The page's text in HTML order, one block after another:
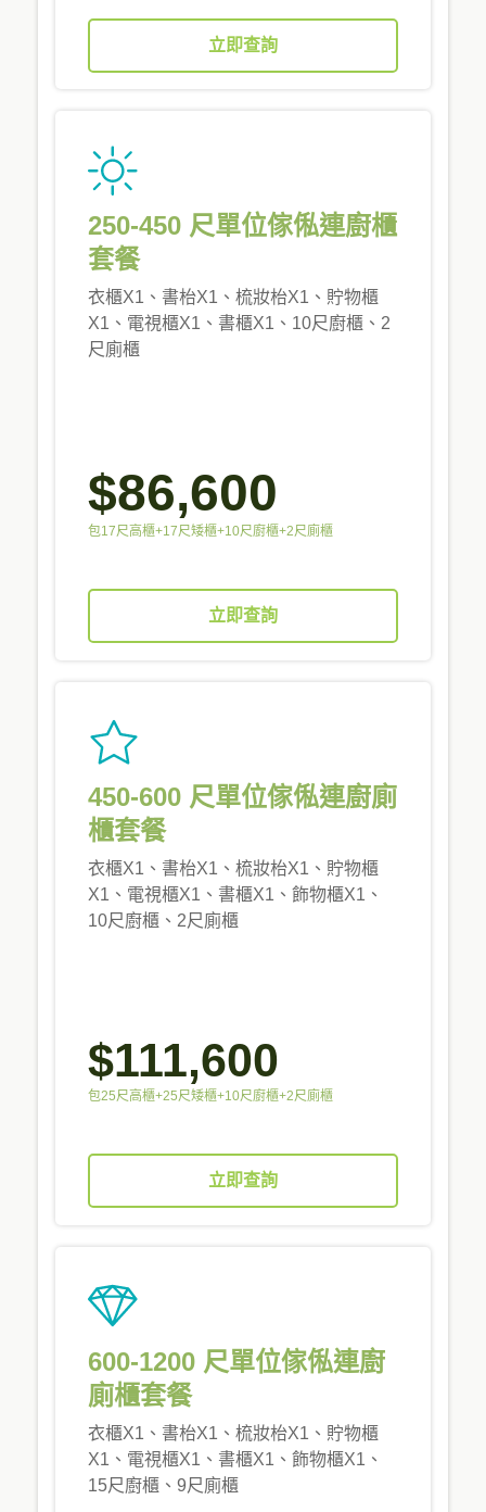
立即查詢
250-450 尺單位傢俬連廚櫃
套餐
衣櫃X1、書枱X1、梳妝枱X1、貯物櫃
X1、電視櫃X1、書櫃X1、10尺廚櫃、2
尺廁櫃
$86,600
包17尺高櫃+17尺矮櫃+10尺廚櫃+2尺廁櫃
立即查詢
450-600 尺單位傢俬連廚廁
櫃套餐
衣櫃X1、書枱X1、梳妝枱X1、貯物櫃
X1、電視櫃X1、書櫃X1、飾物櫃X1、
10尺廚櫃、2尺廁櫃
$111,600
包25尺高櫃+25尺矮櫃+10尺廚櫃+2尺廁櫃
立即查詢
600-1200 尺單位傢俬連廚
廁櫃套餐
衣櫃X1、書枱X1、梳妝枱X1、貯物櫃
X1、電視櫃X1、書櫃X1、飾物櫃X1、
15尺廚櫃、9尺廁櫃